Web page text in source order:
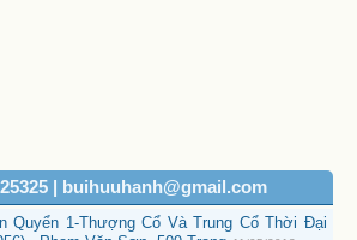
| buihuuhanh@gmail.com
Quyển 1-Thượng Cổ Và Trung Cổ Thời Đại